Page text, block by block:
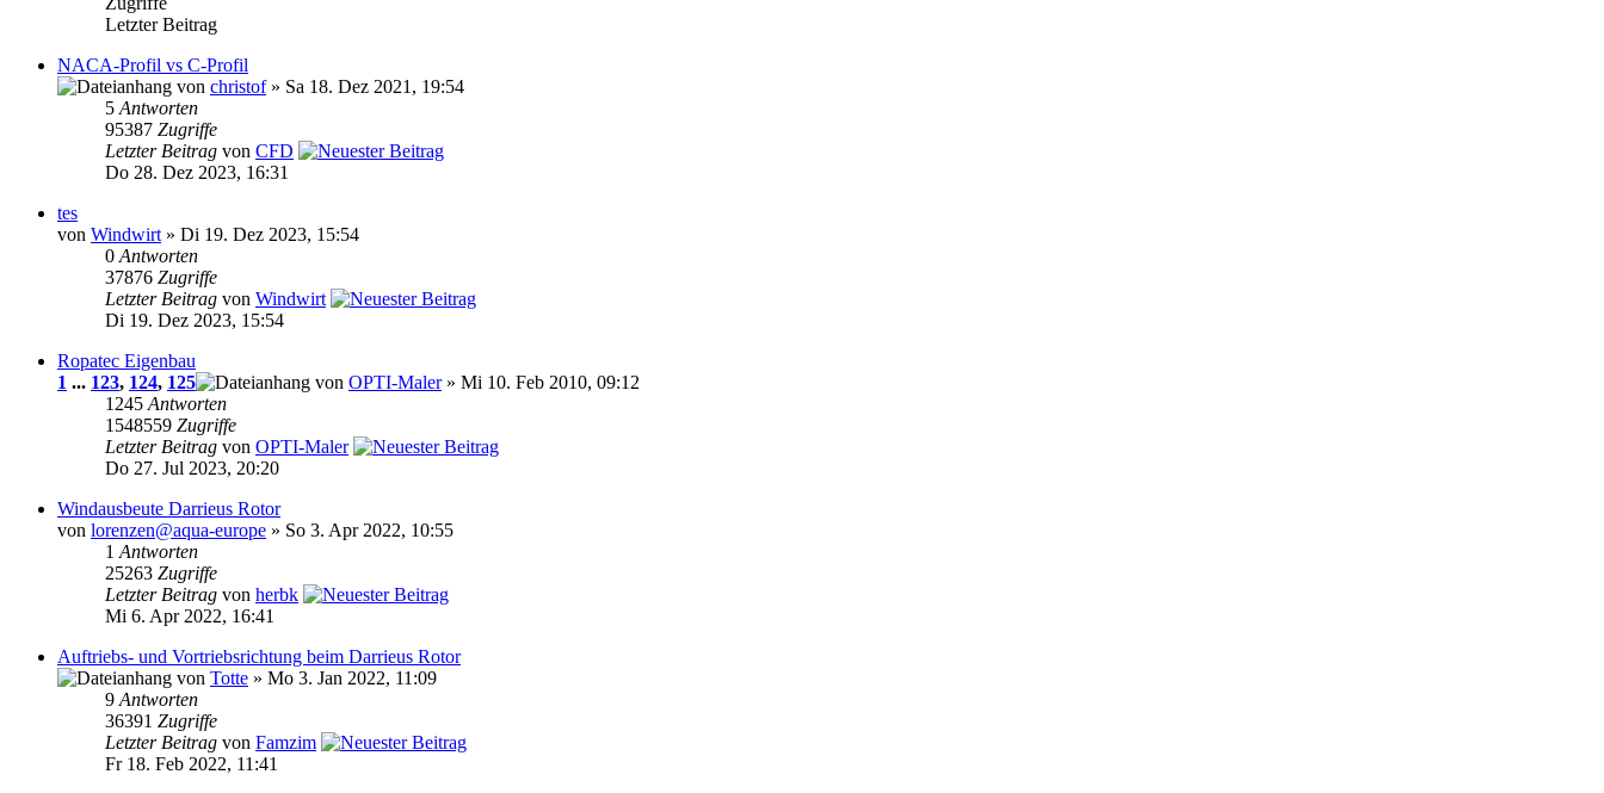
Letzter Beitrag
NACA-Profil vs C-Profil
von christof» Sa 18. Dez 2021, 19:54
5 Antworten
95387 Zugriffe
Letzter Beitrag von CFD
Do 28. Dez 2023, 16:31
tes
von Windwirt » Di 19. Dez 2023, 15:54
0 Antworten
37876 Zugriffe
Letzter Beitrag von Windwirt
Di 19. Dez 2023, 15:54
Ropatec Eigenbau
1 ... 123, 124, 125 von OPTI-Maler» Mi 10. Feb 2010, 09:12
1245 Antworten
1548559 Zugriffe
Letzter Beitrag von OPTI-Maler
Do 27. Jul 2023, 20:20
Windausbeute Darrieus Rotor
von lorenzen@aqua-europe » So 3. Apr 2022, 10:55
1 Antworten
25263 Zugriffe
Letzter Beitrag von herbk
Mi 6. Apr 2022, 16:41
Auftriebs- und Vortriebsrichtung beim Darrieus Rotor
von Totte » Mo 3. Jan 2022, 11:09
9 Antworten
36391 Zugriffe
Letzter Beitrag von Famzim
Fr 18. Feb 2022, 11:41